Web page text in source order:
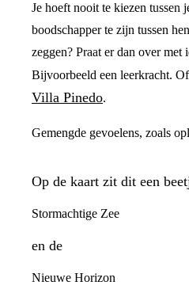
Je hoeft nooit te kiezen tussen
boodschapper te zijn tussen
zeggen? Praat er dan over
Bijvoorbeeld een leerkracht.
Villa Pinedo.
Gemengde gevoelens, zoals
Op de kaart zit dit een
Stormachtige Zee
en de
Nieuwe Horizon